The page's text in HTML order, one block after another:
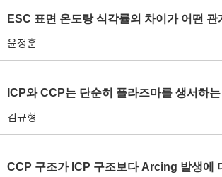
윤정훈
김규형